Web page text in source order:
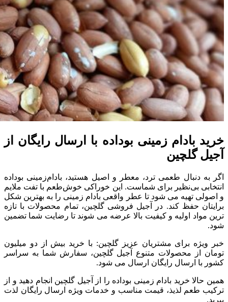
خرید بادام‌ زمینی بوداده با ارسال رایگان از
آجیل گلچین
اگر به دنبال طعمی ترد، معطر و اصیل هستید، بادام‌زمینی بوداده
انتخابی بی‌نظیر برای شماست. این خوراکی خوش‌طعم با تفت ملایم
و اصولی تهیه می‌ شود تا عطر واقعی بادام‌ زمینی را به بهترین شکل
برایتان حفظ کند. در آجیل فروشی گلچین، تمام محصولات با تازه‌
ترین مواد اولیه و کیفیت بالا عرضه می‌ شوند تا رضایت شما تضمین
شود.
خبر ویژه برای مشتریان عزیز گلچین: با خرید بیش از دو میلیون
تومان از محصولات متنوع آجیل گلچین، سفارش شما به سراسر
کشور با ارسال رایگان ارسال می‌ شود.
همین حالا خرید بادام‌ زمینی بوداده را از آجیل گلچین انجام دهید و از
ترکیب طعم لذیذ، قیمت مناسب و خدمات ویژه ارسال رایگان لذت
ببرید.